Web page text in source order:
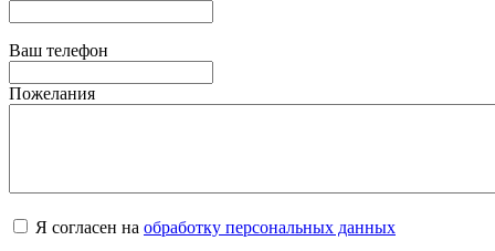
Ваш телефон
Пожелания
Я согласен на обработку персональных данных